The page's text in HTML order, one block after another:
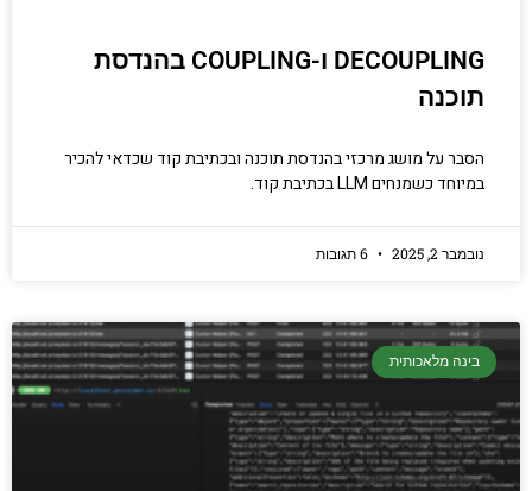
DECOUPLING ו-COUPLING בהנדסת
תוכנה
הסבר על מושג מרכזי בהנדסת תוכנה ובכתיבת קוד שכדאי להכיר
במיוחד כשמנחים LLM בכתיבת קוד.
נובמבר 2, 2025
בינה מלאכותית